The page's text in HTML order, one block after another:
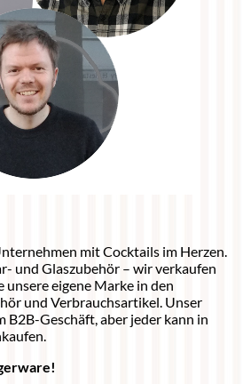
mit Cocktails im Herzen.
und Glaszubehör – wir verkaufen
eigene Marke in den
und Verbrauchsartikel. Unser
B2B-Geschäft, aber jeder kann in